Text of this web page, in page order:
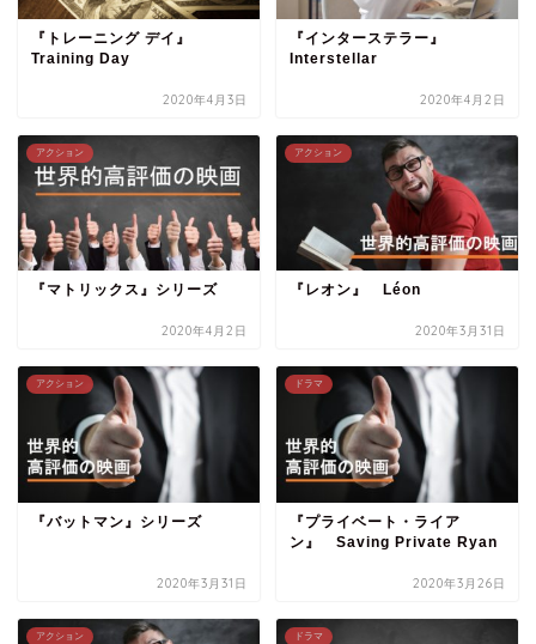
『トレーニング デイ』
Training Day
2020年4月3日
『インターステラー』
Interstellar
2020年4月2日
アクション
『マトリックス』シリーズ
2020年4月2日
アクション
『レオン』 Léon
2020年3月31日
アクション
『バットマン』シリーズ
2020年3月31日
ドラマ
『プライベート・ライア
ン』 Saving Private Ryan
2020年3月26日
アクション ドラマ